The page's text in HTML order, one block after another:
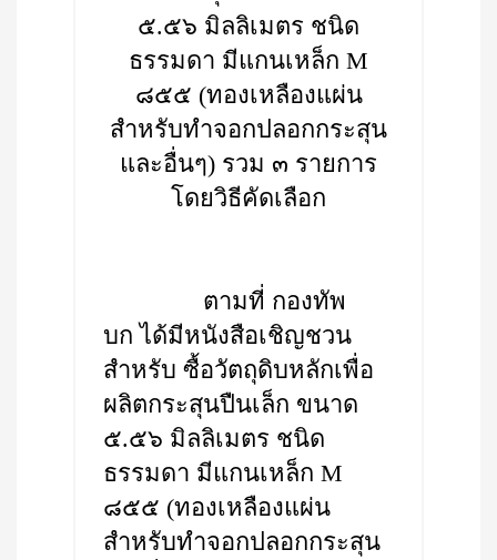
๕.๕๖ มิลลิเมตร ชนิด
ธรรมดา มีแกนเหล็ก M
๘๕๕ (ทองเหลืองแผ่น
สำหรับทำจอกปลอกกระสุน
และอื่นๆ) รวม ๓ รายการ
โดยวิธีคัดเลือก
ตามที่ กองทัพ
บก ได้มีหนังสือเชิญชวน
สำหรับ ซื้อวัตถุดิบหลักเพื่อ
ผลิตกระสุนปืนเล็ก ขนาด
๕.๕๖ มิลลิเมตร ชนิด
ธรรมดา มีแกนเหล็ก M
๘๕๕ (ทองเหลืองแผ่น
สำหรับทำจอกปลอกกระสุน